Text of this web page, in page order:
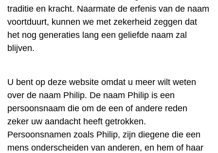
traditie en kracht. Naarmate de erfenis van de naam
voortduurt, kunnen we met zekerheid zeggen dat
het nog generaties lang een geliefde naam zal
blijven.
U bent op deze website omdat u meer wilt weten
over de naam Philip. De naam Philip is een
persoonsnaam die om de een of andere reden
zeker uw aandacht heeft getrokken.
Persoonsnamen zoals Philip, zijn diegene die een
mens onderscheiden van anderen, en hem of haar